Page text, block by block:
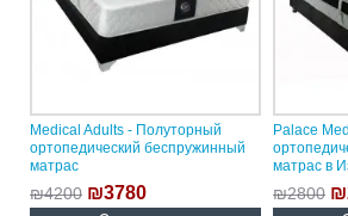
Medical Adults - Полуторный
ортопедический беспружинный
матрас
₪4200 ₪3780
Palace
матрас в
₪2800